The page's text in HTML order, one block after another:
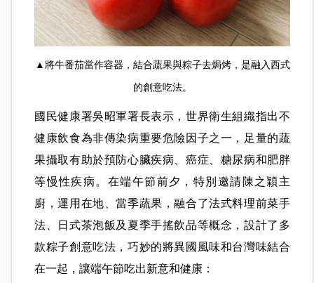
▲將牛番茄當作容器，結合蔬果與粽子去焗烤，是融入西式
的創意吃法。
國民健康署吳昭軍署長表示，世界衛生組織指出不
健康飲食為非傳染病重要危險因子之一，足量的蔬
果攝取有助於預防心臟疾病、癌症、糖尿病和肥胖
等慢性疾病。在端午節前夕，特別邀請陳之穎主
廚，運用在地、當季蔬果，融合了法式料理前菜手
法、日式茶泡飯及夏季手搖飲品等概念，設計了多
款粽子創意吃法，巧妙的將異國風味和台灣味結合
在一起，讓端午節吃出新意和健康：